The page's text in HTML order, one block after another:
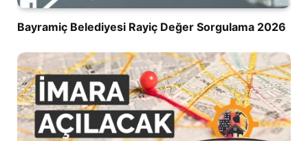
Bayramiç Belediyesi Rayiç Değer Sorgulama 2026